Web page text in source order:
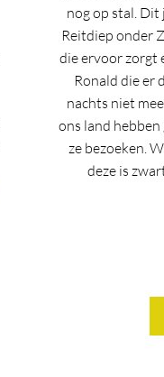
nog op stal. Dit
Reitdiep onder
die ervoor zorgt
Ronald die er
nachts niet
ons land
ze bezoeken.
deze is